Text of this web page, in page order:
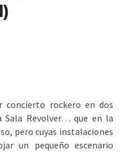
rockero en dos
Sala Revolver… que en la
pero cuyas instalaciones
un pequeño escenario